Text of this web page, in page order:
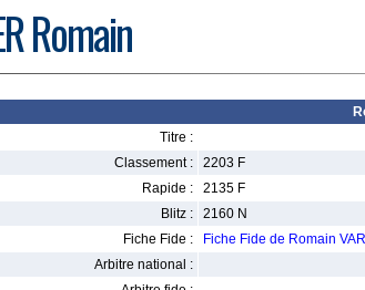
Romain
Titre :
Classement :
2203 F
Rapide :
2135 F
Blitz :
2160 N
Fiche Fide :
Fiche Fide de Romain
Arbitre national :